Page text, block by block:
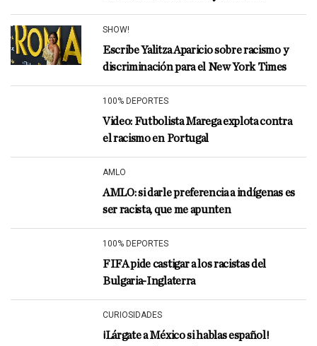
SHOW!
Escribe Yalitza Aparicio sobre racismo y
discriminación para el New York Times
100% DEPORTES
Video: Futbolista Marega explota contra
el racismo en Portugal
AMLO
AMLO: si darle preferencia a indígenas es
ser racista, que me apunten
100% DEPORTES
FIFA pide castigar a los racistas del
Bulgaria-Inglaterra
CURIOSIDADES
¡Lárgate a México si hablas español!